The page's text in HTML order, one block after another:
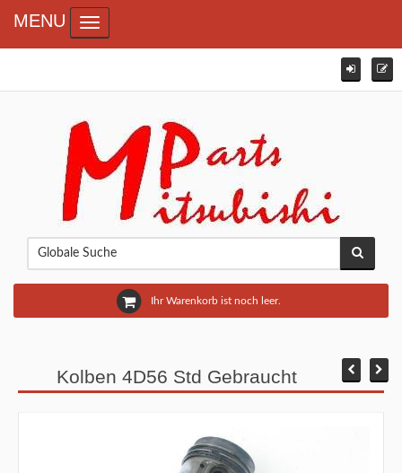
Ihr Warenkorb ist noch leer.
MENU Toggle navigation
Kolben 4D56 Std Gebraucht